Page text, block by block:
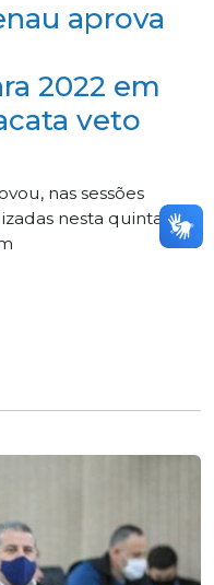
aprova
2022 em
veto
nas sessões
nesta quinta-